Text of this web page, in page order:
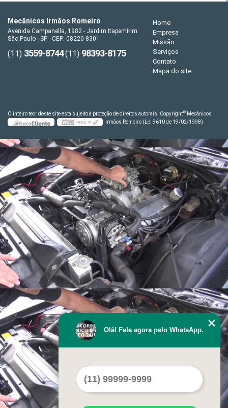
Mecânicos Irmãos Romeiro
Avenida Campanella, 1982 - Jardim Itapemirim
São Paulo - SP - CEP: 08220-830
(11) 3559-8744(11) 98393-8175
Home
Empresa
Missão
Serviços
Contato
Mapa do site
O inteiro teor deste site está sujeito à proteção de direitos autorais. Copyright© Mecânicos
Irmãos Romeiro (Lei 9610 de 19/02/1998)
Olá! Fale agora pelo WhatsApp.